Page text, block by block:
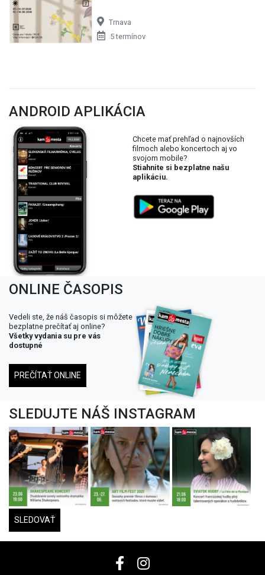
Trnava
5 termínov
ANDROID APLIKÁCIA
Chcete mať prehľad o najnovších
filmoch alebo koncertoch aj vo
svojom mobile?
Stiahnite si bezplatne našu
aplikáciu.
ONLINE ČASOPIS
Vedeli ste, že náš časopis si môžete
bezplatne prečítať aj online?
Všetky vydania su pre vás
dostupné
PREČÍTAŤ ONLINE
SLEDUJTE NÁŠ INSTAGRAM
SLEDOVAŤ